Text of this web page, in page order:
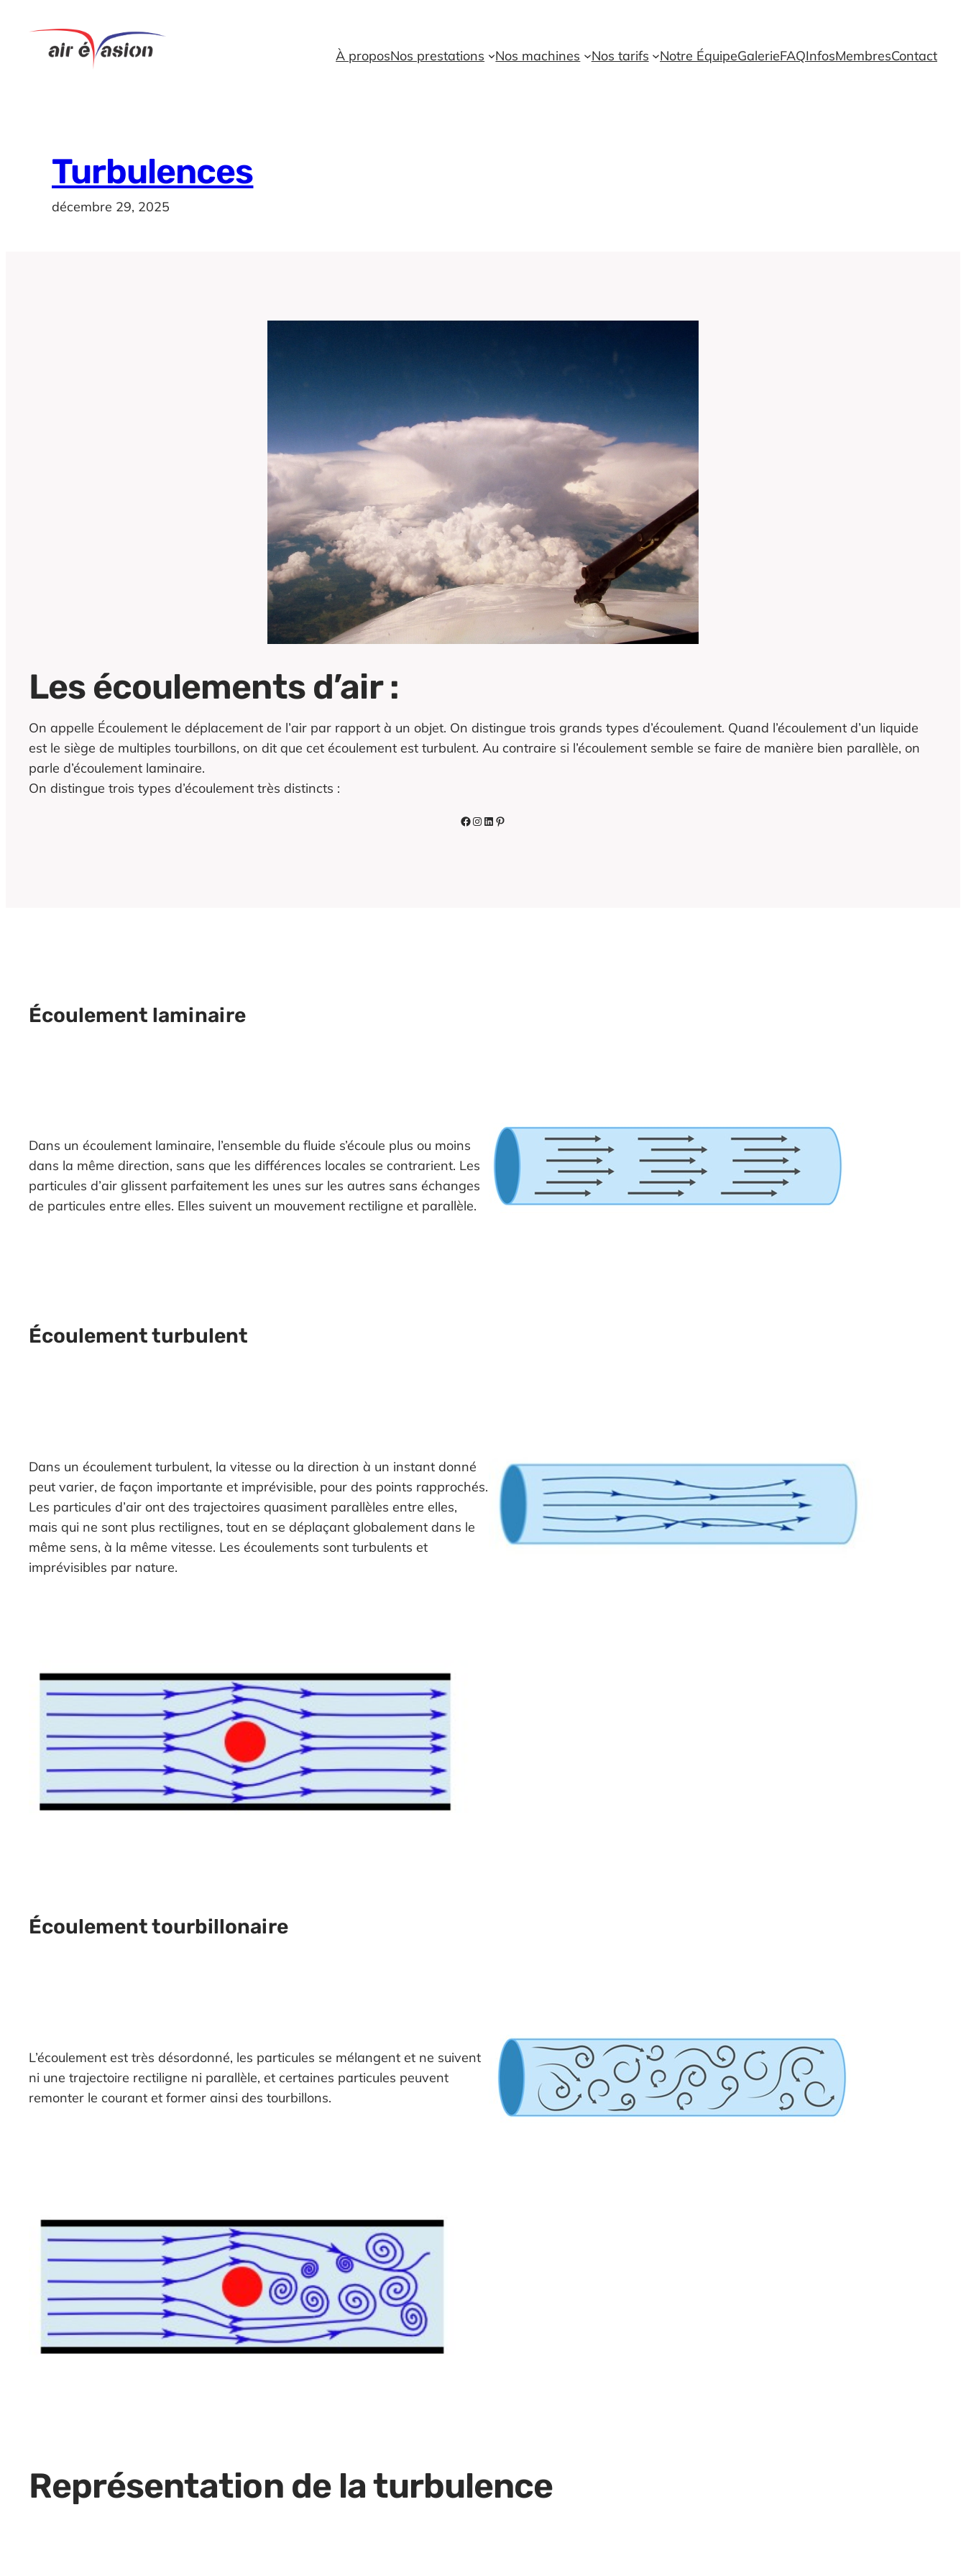
contenu
À proposNos prestations Nos machines Nos tarifs Notre ÉquipeGalerieFAQInfosMembresContact
Turbulences
décembre 29, 2025
Les écoulements d’air :
On appelle Écoulement le déplacement de l’air par rapport à un objet. On distingue trois grands types d’écoulement. Quand l’écoulement d’un liquide
est le siège de multiples tourbillons, on dit que cet écoulement est turbulent. Au contraire si l’écoulement semble se faire de manière bien parallèle, on
parle d’écoulement laminaire.
On distingue trois types d’écoulement très distincts :
Facebook
Instagram
LinkedIn
Pinterest
Écoulement laminaire
Dans un écoulement laminaire, l’ensemble du fluide s’écoule plus ou moins
dans la même direction, sans que les différences locales se contrarient. Les
particules d’air glissent parfaitement les unes sur les autres sans échanges
de particules entre elles. Elles suivent un mouvement rectiligne et parallèle.
Écoulement turbulent
Dans un écoulement turbulent, la vitesse ou la direction à un instant donné
peut varier, de façon importante et imprévisible, pour des points rapprochés.
Les particules d’air ont des trajectoires quasiment parallèles entre elles,
mais qui ne sont plus rectilignes, tout en se déplaçant globalement dans le
même sens, à la même vitesse. Les écoulements sont turbulents et
imprévisibles par nature.
Écoulement tourbillonaire
L’écoulement est très désordonné, les particules se mélangent et ne suivent
ni une trajectoire rectiligne ni parallèle, et certaines particules peuvent
remonter le courant et former ainsi des tourbillons.
Représentation de la turbulence